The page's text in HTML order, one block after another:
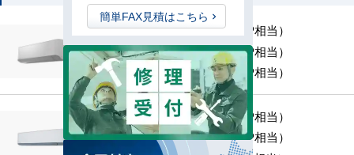
MMK-UP221H （0.8 HP相当）
MMK-UP281H （1.0 HP相当）
MMK-UP361H （1.3 HP相当）
MMK-UP451H （1.7 HP相当）
MMK-UP561H （2.0 HP相当）
簡単FAX見積はこちら